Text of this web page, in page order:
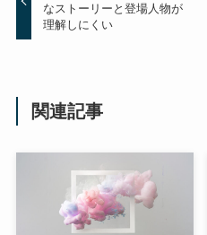
なストーリーと登場人物が
理解しにくい
関連記事